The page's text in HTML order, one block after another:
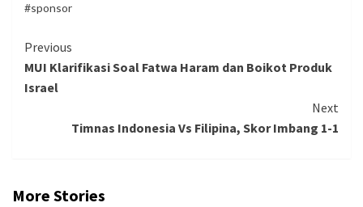
#sponsor
Continue
Reading
Previous
MUI Klarifikasi Soal Fatwa Haram dan Boikot Produk
Israel
Next
Timnas Indonesia Vs Filipina, Skor Imbang 1-1
More Stories